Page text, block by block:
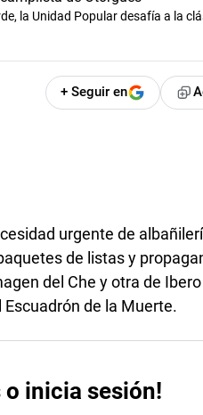
la Unidad Popular desafía a la
+ Seguir en
urgente de
de listas y
del Che y otra de
de la Muerte.
o inicia sesión!